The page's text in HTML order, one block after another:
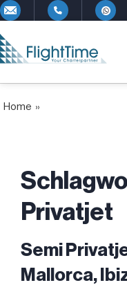
Home »
Privatjet
Semi
Mallorca,